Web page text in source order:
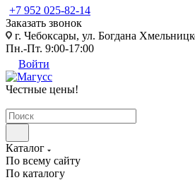
+7 952 025-82-14
Заказать звонок
г. Чебоксары, ул. Богдана
Пн.-Пт. 9:00-17:00
Войти
Честные цены!
Каталог
По всему сайту
По каталогу